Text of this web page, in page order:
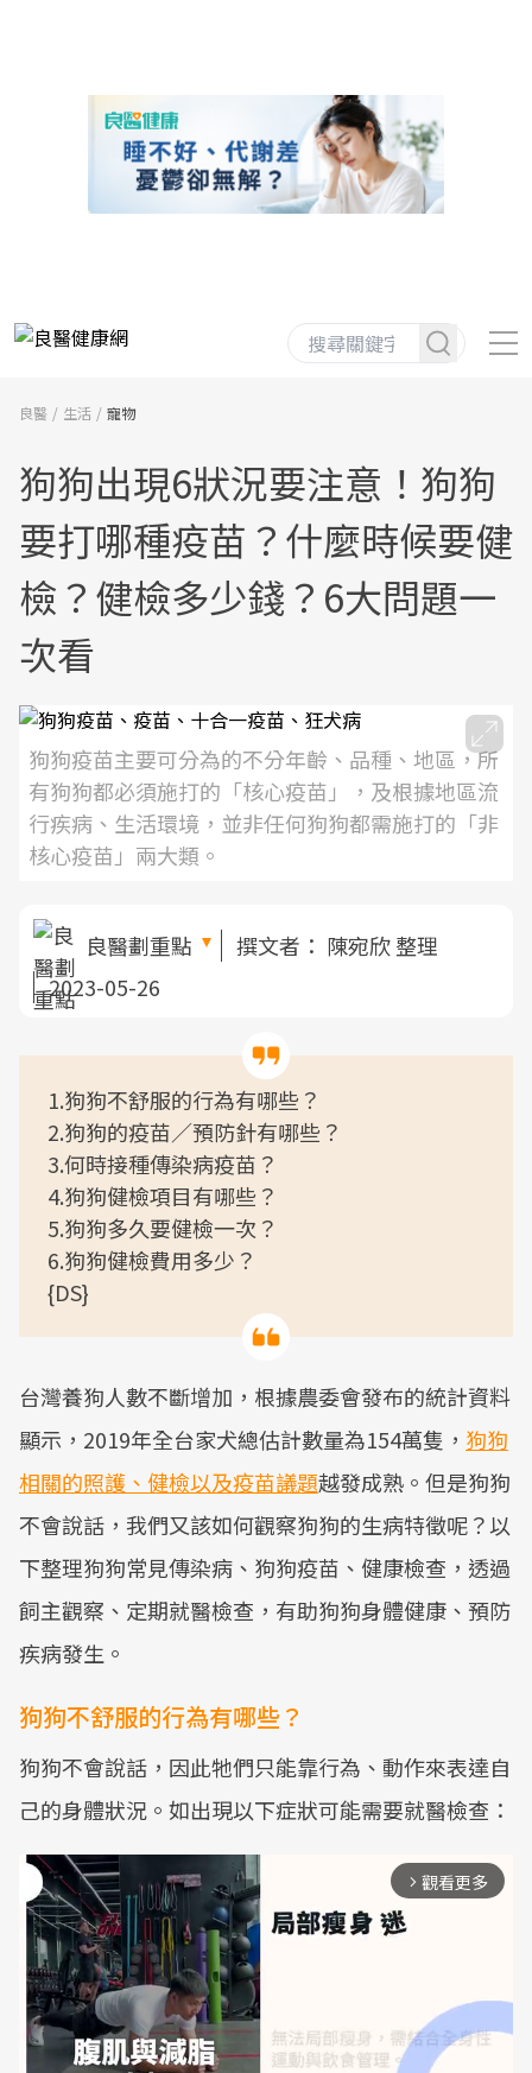
良醫 生活 寵物
狗狗出現6狀況要注意！狗狗
要打哪種疫苗？什麼時候要健
檢？健檢多少錢？6大問題一
次看
狗狗疫苗主要可分為的不分年齡、品種、地區，所
有狗狗都必須施打的「核心疫苗」，及根據地區流
行疾病、生活環境，並非任何狗狗都需施打的「非
核心疫苗」兩大類。
良醫劃重點 撰文者： 陳宛欣 整理
2023-05-26
1.狗狗不舒服的行為有哪些？
2.狗狗的疫苗／預防針有哪些？
3.何時接種傳染病疫苗？
4.狗狗健檢項目有哪些？
5.狗狗多久要健檢一次？
6.狗狗健檢費用多少？
{DS}
台灣養狗人數不斷增加，根據農委會發布的統計資料
顯示，2019年全台家犬總估計數量為154萬隻， 狗狗
相關的照護、健檢以及疫苗議題越發成熟。但是狗狗
不會說話，我們又該如何觀察狗狗的生病特徵呢？以
下整理狗狗常見傳染病、狗狗疫苗、健康檢查，透過
飼主觀察、定期就醫檢查，有助狗狗身體健康、預防
疾病發生。
狗狗不舒服的行為有哪些？
狗狗不會說話，因此牠們只能靠行為、動作來表達自
己的身體狀況。如出現以下症狀可能需要就醫檢查：
arrow_forward_ios 觀看更多